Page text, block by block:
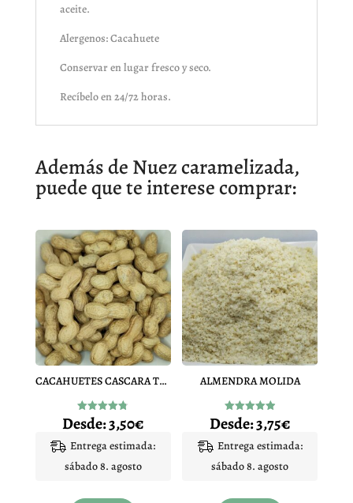
aceite.
Alergenos: Cacahuete
Conservar en lugar fresco y seco.
Recíbelo en 24/72 horas.
Además de Nuez caramelizada,
puede que te interese comprar:
CACAHUETES CASCARA TOSTADOS
Valorado
con
de 5
Desde:3,50€
Entrega estimada:
sábado 8. agosto
ALMENDRA MOLIDA
Valorado
con
de 5
Desde:3,75€
Entrega estimada:
sábado 8. agosto